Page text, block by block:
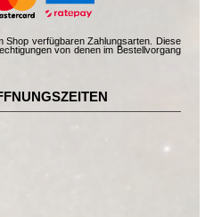
Shop verfügbaren Zahlungsarten. Diese
von denen im Bestellvorgang